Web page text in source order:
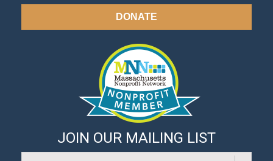
DONATE
JOIN OUR MAILING LIST